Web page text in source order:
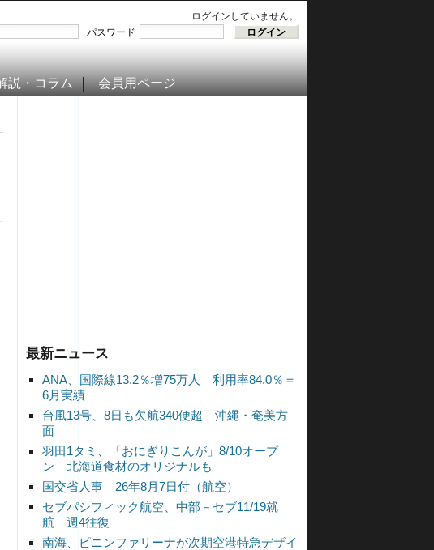
ログインしていません。
パスワード
説・コラム 会員用ページ
最新ニュース
ANA、国際線13.2％増75万人 利用率84.0％＝
6月実績
台風13号、8日も欠航340便超 沖縄・奄美方
面
羽田1タミ、「おにぎりこんが」8/10オープ
ン 北海道食材のオリジナルも
国交省人事 26年8月7日付（航空）
セブパシフィック航空、中部－セブ11/19就
航 週4往復
南海、ピニンファリーナが次期空港特急デザイ